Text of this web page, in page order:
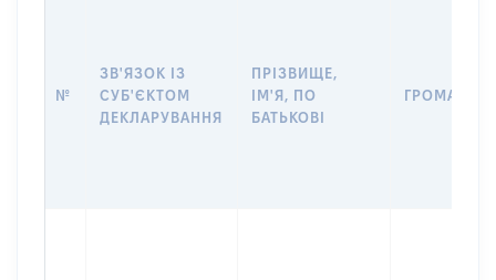
№
ЗВ'ЯЗОК ІЗ
СУБ'ЄКТОМ
ДЕКЛАРУВАННЯ
ПРІЗВИЩЕ,
ІМ'Я, ПО
БАТЬКОВІ